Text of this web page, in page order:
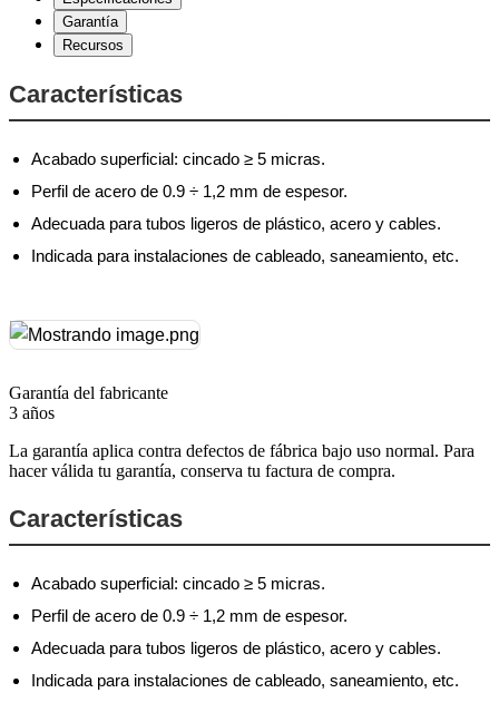
Garantía
Recursos
Características
Acabado superficial: cincado ≥ 5 micras.
Perfil de acero de 0.9 ÷ 1,2 mm de espesor.
Adecuada para tubos ligeros de plástico, acero y cables.
Indicada para instalaciones de cableado, saneamiento, etc.
Garantía del fabricante
3 años
La garantía aplica contra defectos de fábrica bajo uso normal. Para
hacer válida tu garantía, conserva tu factura de compra.
Características
Acabado superficial: cincado ≥ 5 micras.
Perfil de acero de 0.9 ÷ 1,2 mm de espesor.
Adecuada para tubos ligeros de plástico, acero y cables.
Indicada para instalaciones de cableado, saneamiento, etc.